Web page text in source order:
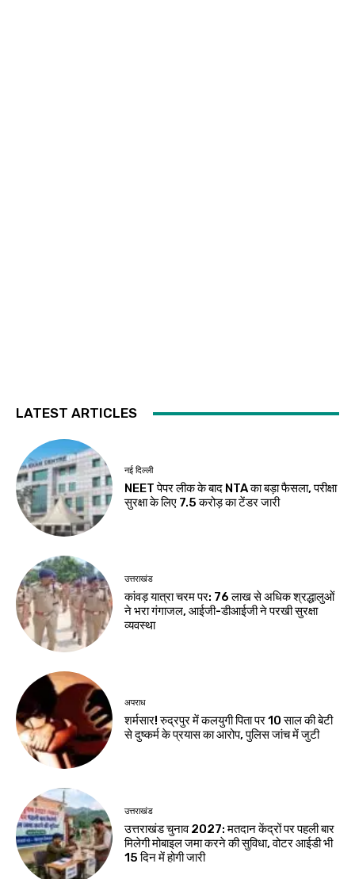
LATEST ARTICLES
नई दिल्ली
NEET पेपर लीक के बाद NTA का बड़ा फैसला, परीक्षा
सुरक्षा के लिए ₹7.5 करोड़ का टेंडर जारी
उत्तराखंड
कांवड़ यात्रा चरम पर: 76 लाख से अधिक श्रद्धालुओं
ने भरा गंगाजल, आईजी-डीआईजी ने परखी सुरक्षा
व्यवस्था
अपराध
शर्मसार! रुद्रपुर में कलयुगी पिता पर 10 साल की बेटी
से दुष्कर्म के प्रयास का आरोप, पुलिस जांच में जुटी
उत्तराखंड
उत्तराखंड चुनाव 2027: मतदान केंद्रों पर पहली बार
मिलेगी मोबाइल जमा करने की सुविधा, वोटर आईडी भी
15 दिन में होगी जारी